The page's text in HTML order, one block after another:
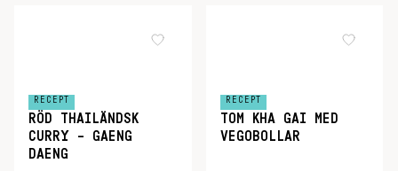
RECEPT
RÖD THAILÄNDSK
CURRY – GAENG
DAENG
RECEPT
TOM KHA GAI MED
VEGOBOLLAR